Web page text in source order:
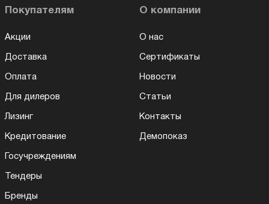
Покупателям
Акции
Доставка
Оплата
Для дилеров
Лизинг
Кредитование
Госучреждениям
Тендеры
Бренды
О компании
О нас
Сертификаты
Новости
Статьи
Контакты
Демопоказ